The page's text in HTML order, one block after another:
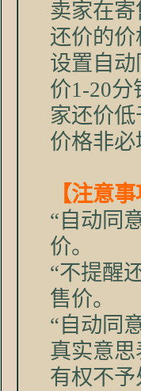
卖家在
还价的
设置自
价1-20
家还价
价格非
【注意
“自动同
价。
“不提醒
售价。
“自动同
真实意
有权不